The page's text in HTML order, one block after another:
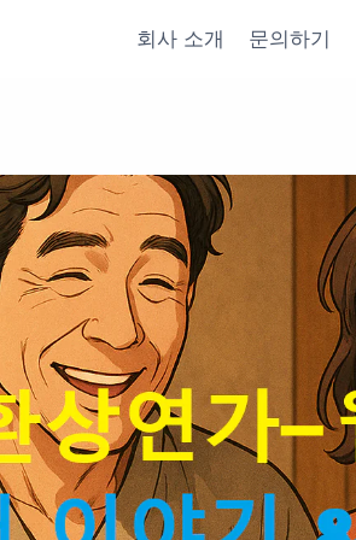
회사 소개 문의하기